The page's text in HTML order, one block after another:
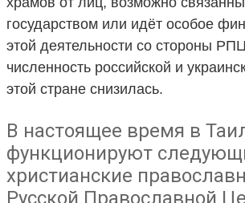
государством или идёт особое
этой деятельности со стороны
численность российской и
этой стране снизилась.
В настоящее время в
функционируют
христианские
Русской Православной